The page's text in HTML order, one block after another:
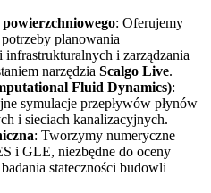
: Oferujemy
planowania
infrastrukturalnych i zarządzania
narzędzia Scalgo Live.
Fluid Dynamics):
symulacje przepływów płynów
i sieciach kanalizacyjnych.
: Tworzymy numeryczne
i GLE, niezbędne do oceny
stateczności budowli